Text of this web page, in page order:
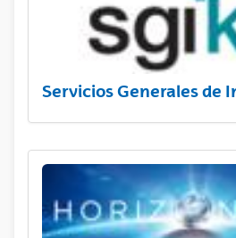
Servicios Generales de